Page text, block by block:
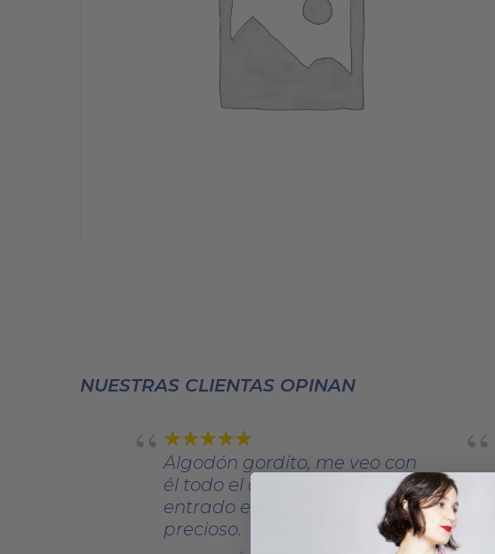
NUESTRAS CLIENTAS OPINAN
Algodón gordito, me veo con
él todo el otoño e incluso
entrado el invierno. Es
precioso.